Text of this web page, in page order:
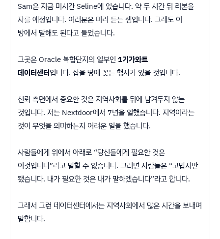
Sam은 지금 미시간 Seline에 있습니다. 약 두 시간 뒤 리본을
자를 예정입니다. 여러분은 미리 듣는 셈입니다. 그래도 이
방에서 말해도 된다고 들었습니다.
그곳은 Oracle 복합단지의 일부인 1기가와트
데이터센터입니다. 삽을 땅에 꽂는 행사가 있을 것입니다.
신뢰 측면에서 중요한 것은 지역사회를 뒤에 남겨두지 않는
것입니다. 저는 Nextdoor에서 7년을 일했습니다. 지역이라는
것이 무엇을 의미하는지 어려운 일을 했습니다.
사람들에게 위에서 아래로 “당신들에게 필요한 것은
이것입니다”라고 말할 수 없습니다. 그러면 사람들은 “고맙지만
됐습니다. 내가 필요한 것은 내가 말하겠습니다”라고 합니다.
그래서 그런 데이터센터에서는 지역사회에서 많은 시간을 보내며
말합니다.